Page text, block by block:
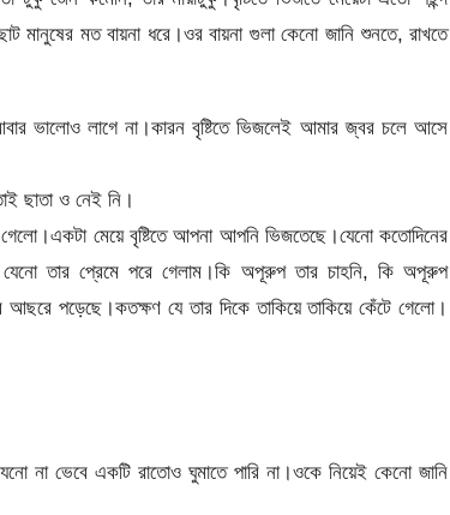
মানুষের মত বায়না ধরে।ওর বায়না গুলা কেনো জানি শুনতে, রাখতে
ভালোও লাগে না।কারন বৃষ্টিতে ভিজলেই আমার জ্বর চলে আসে
ছাতা ও নেই নি।
মেয়ে বৃষ্টিতে আপনা আপনি ভিজতেছে।যেনো কতোদিনের
তার প্রেমে পরে গেলাম।কি অপূরুপ তার চাহনি, কি অপূরুপ
পড়েছে।কতক্ষণ যে তার দিকে তাকিয়ে তাকিয়ে কেঁটে গেলো।
না ভেবে একটি রাতোও ঘুমাতে পারি না।ওকে নিয়েই কেনো জানি